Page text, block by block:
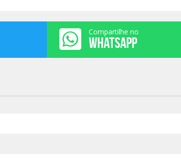
Compartilhe no
WHATSAPP